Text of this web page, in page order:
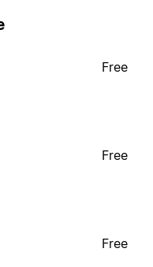
Free
Free
Free